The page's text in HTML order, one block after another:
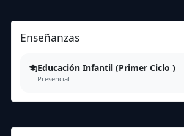
Enseñanzas
Educación Infantil (Primer Ciclo )
Presencial